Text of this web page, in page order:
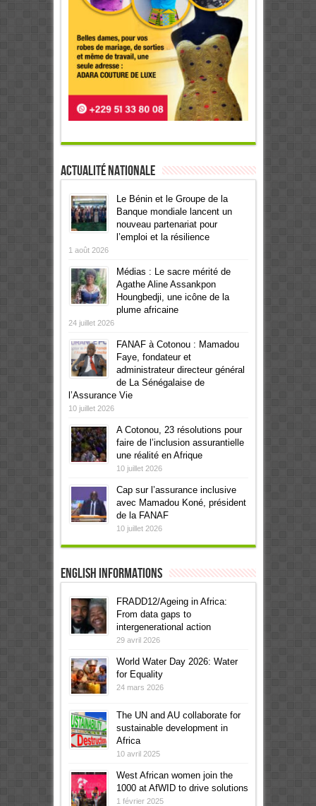
Actualité Nationale
Le Bénin et le Groupe de la
Banque mondiale lancent un
nouveau partenariat pour
l’emploi et la résilience
1 août 2026
Médias : Le sacre mérité de
Agathe Aline Assankpon
Houngbedji, une icône de la
plume africaine
24 juillet 2026
FANAF à Cotonou : Mamadou
Faye, fondateur et
administrateur directeur général
de La Sénégalaise de
l’Assurance Vie
10 juillet 2026
A Cotonou, 23 résolutions pour
faire de l’inclusion assurantielle
une réalité en Afrique
10 juillet 2026
Cap sur l’assurance inclusive
avec Mamadou Koné, président
de la FANAF
10 juillet 2026
English informations
FRADD12/Ageing in Africa:
From data gaps to
intergenerational action
29 avril 2026
World Water Day 2026: Water
for Equality
24 mars 2026
The UN and AU collaborate for
sustainable development in
Africa
10 avril 2025
West African women join the
1000 at AfWID to drive solutions
1 février 2025